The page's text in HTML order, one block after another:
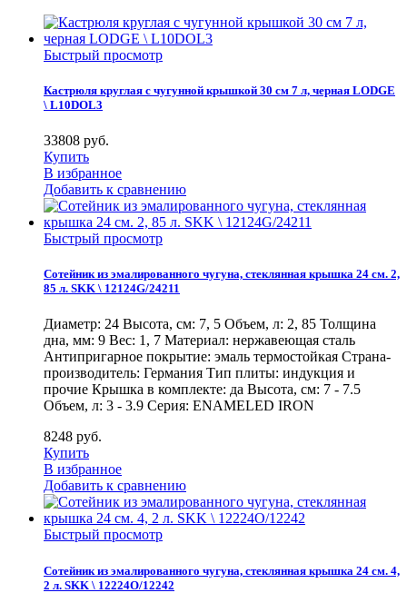
Быстрый просмотр
Кастрюля круглая с чугунной крышкой 30 см 7 л, черная LODGE
\ L10DOL3
33808 руб.
Купить
В избранное
Добавить к сравнению
Быстрый просмотр
Сотейник из эмалированного чугуна, стеклянная крышка 24 см. 2,
85 л. SKK \ 12124G/24211
Диаметр: 24 Высота, см: 7, 5 Объем, л: 2, 85 Толщина
дна, мм: 9 Вес: 1, 7 Материал: нержавеющая сталь
Антипригарное покрытие: эмаль термостойкая Страна-
производитель: Германия Тип плиты: индукция и
прочие Крышка в комплекте: да Высота, см: 7 - 7.5
Объем, л: 3 - 3.9 Серия: ENAMELED IRON
8248 руб.
Купить
В избранное
Добавить к сравнению
Быстрый просмотр
Сотейник из эмалированного чугуна, стеклянная крышка 24 см. 4,
2 л. SKK \ 12224O/12242